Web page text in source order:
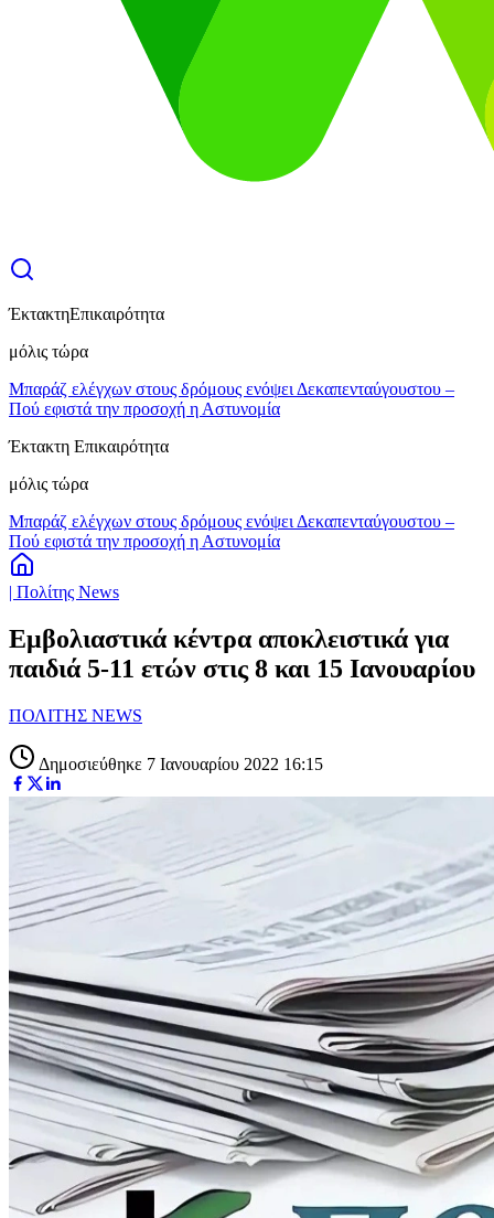
ΈκτακτηΕπικαιρότητα
μόλις τώρα
Μπαράζ ελέγχων στους δρόμους ενόψει Δεκαπενταύγουστου –
Πού εφιστά την προσοχή η Αστυνομία
Έκτακτη Επικαιρότητα
μόλις τώρα
Μπαράζ ελέγχων στους δρόμους ενόψει Δεκαπενταύγουστου –
Πού εφιστά την προσοχή η Αστυνομία
| Πολίτης News
Εμβολιαστικά κέντρα αποκλειστικά για
παιδιά 5-11 ετών στις 8 και 15 Ιανουαρίου
ΠΟΛΙΤΗΣ NEWS
Δημοσιεύθηκε 7 Ιανουαρίου 2022 16:15